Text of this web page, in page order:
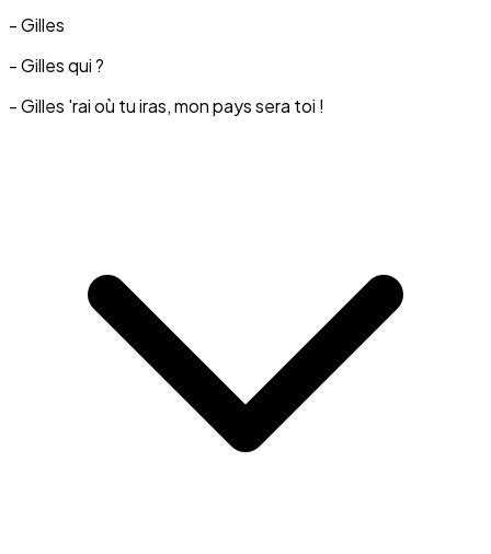
- Gilles
- Gilles qui ?
- Gilles 'rai où tu iras, mon pays sera toi !